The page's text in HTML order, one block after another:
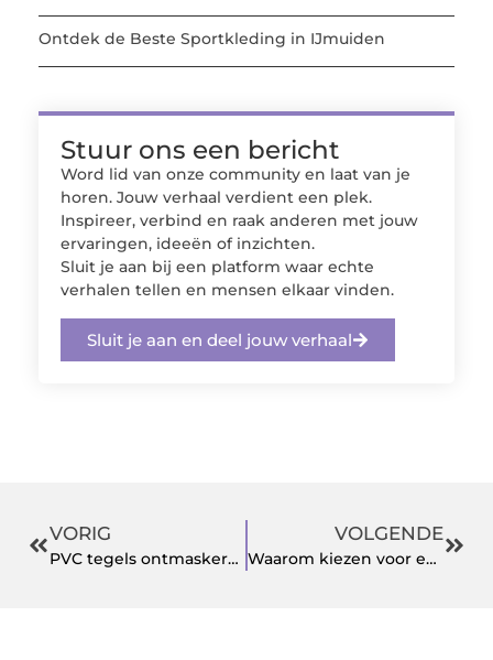
Ontdek de Beste Sportkleding in IJmuiden
Stuur ons een bericht
Word lid van onze community en laat van je
horen. Jouw verhaal verdient een plek.
Inspireer, verbind en raak anderen met jouw
ervaringen, ideeën of inzichten.
Sluit je aan bij een platform waar echte
verhalen tellen en mensen elkaar vinden.
Sluit je aan en deel jouw verhaal
VORIG
PVC tegels ontmaskerd mythen vs. feiten
VOLGENDE
Waarom kiezen voor een spanplafond in de nieuwbouw?